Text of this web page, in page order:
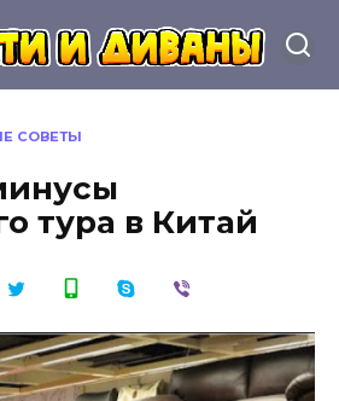
СОВЕТЫ
тура в Китай